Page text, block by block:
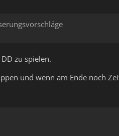
zu spielen.
und wenn am Ende noch